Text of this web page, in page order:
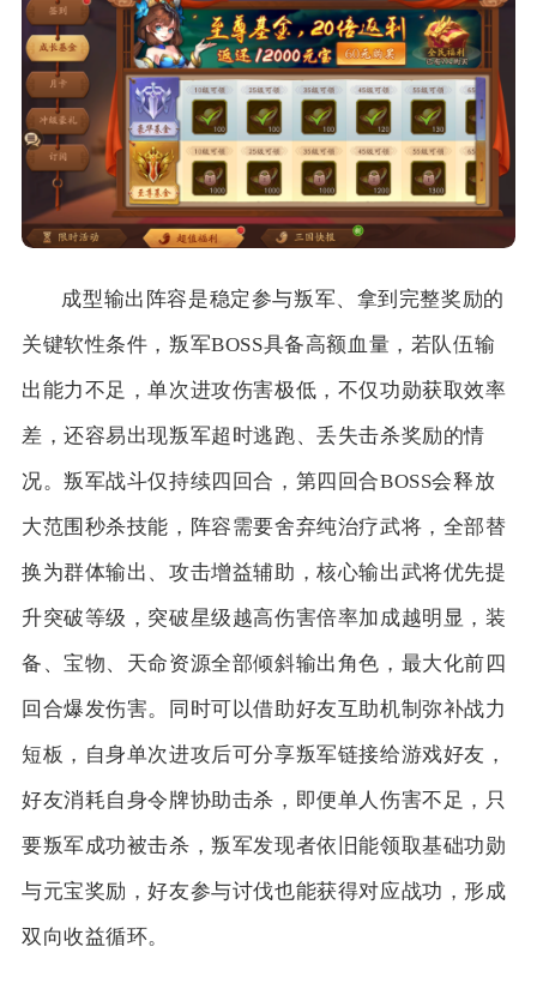
成型输出阵容是稳定参与叛军、拿到完整奖励的
关键软性条件，叛军BOSS具备高额血量，若队伍输
出能力不足，单次进攻伤害极低，不仅功勋获取效率
差，还容易出现叛军超时逃跑、丢失击杀奖励的情
况。叛军战斗仅持续四回合，第四回合BOSS会释放
大范围秒杀技能，阵容需要舍弃纯治疗武将，全部替
换为群体输出、攻击增益辅助，核心输出武将优先提
升突破等级，突破星级越高伤害倍率加成越明显，装
备、宝物、天命资源全部倾斜输出角色，最大化前四
回合爆发伤害。同时可以借助好友互助机制弥补战力
短板，自身单次进攻后可分享叛军链接给游戏好友，
好友消耗自身令牌协助击杀，即便单人伤害不足，只
要叛军成功被击杀，叛军发现者依旧能领取基础功勋
与元宝奖励，好友参与讨伐也能获得对应战功，形成
双向收益循环。